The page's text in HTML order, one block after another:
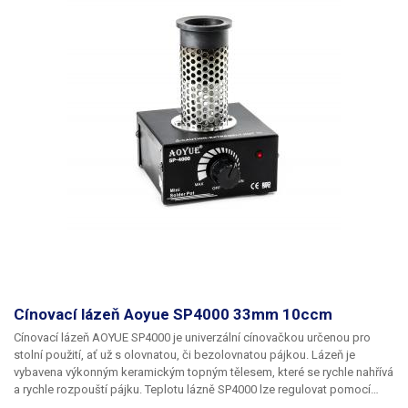
přibližný a bude závislý na termodynamických podmínkách. K naplnění
cínové lázně potřebujete 40 - 45g cínu (bezolovnatý - olovnatý).
Cínovací lázeň Aoyue SP4000 33mm 10ccm
Cínovací lázeň AOYUE SP4000 je univerzální cínovačkou určenou pro
stolní použití, ať už s olovnatou, či bezolovnatou pájkou. Lázeň je
vybavena výkonným keramickým topným tělesem, které se rychle nahřívá
a rychle rozpouští pájku. Teplotu lázně SP4000 lze regulovat pomocí